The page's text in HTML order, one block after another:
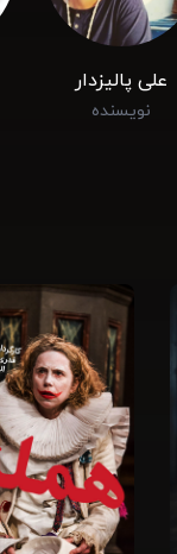
علی پالیزدار
نویسنده